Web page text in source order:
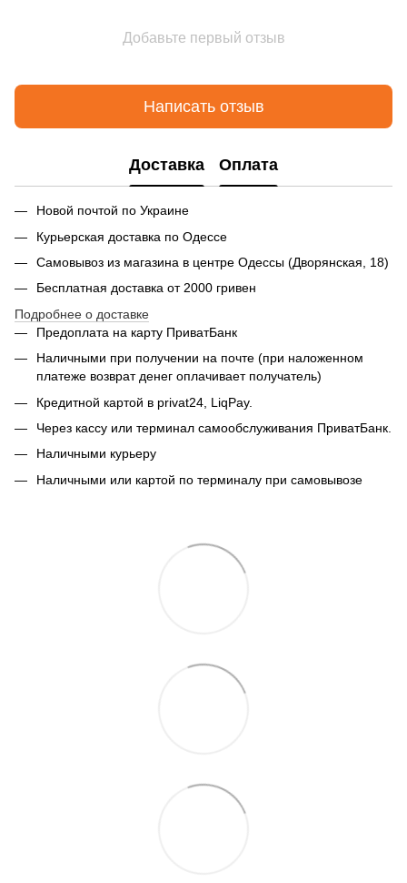
Добавьте первый отзыв
Написать отзыв
Доставка Оплата
Новой почтой по Украине
Курьерская доставка по Одессе
Самовывоз из магазина в центре Одессы (Дворянская, 18)
Бесплатная доставка от 2000 гривен
Подробнее о доставке
Предоплата на карту ПриватБанк
Наличными при получении на почте (при наложенном
платеже возврат денег оплачивает получатель)
Кредитной картой в privat24, LiqPay.
Через кассу или терминал самообслуживания ПриватБанк.
Наличными курьеру
Наличными или картой по терминалу при самовывозе